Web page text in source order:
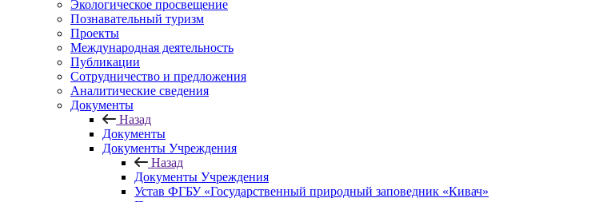
Экологическое просвещение
Познавательный туризм
Проекты
Международная деятельность
Публикации
Сотрудничество и предложения
Аналитические сведения
Документы
Назад
Документы
Документы Учреждения
Назад
Документы Учреждения
Устав ФГБУ «Государственный природный заповедник «Кивач»